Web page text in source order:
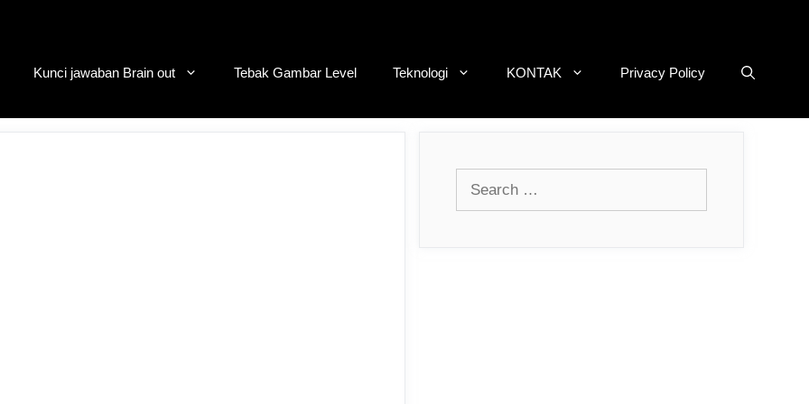
Kunci jawaban Brain out Tebak Gambar Level Teknologi KONTAK Privacy Policy